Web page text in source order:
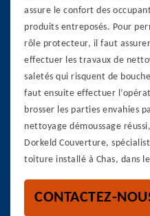
assure le confort des
produits entreposés. Pour
rôle protecteur, il faut
effectuer les travaux de
saletés qui risquent de
faut ensuite effectuer
brosser les parties envahies
nettoyage démoussage
Dorkeld Couverture,
toiture installé à Chas, dans
CONTACTEZ-